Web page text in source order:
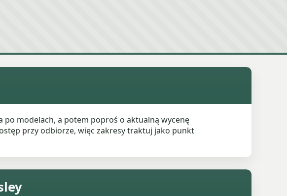
po modelach, a potem poproś o aktualną wycenę
przy odbiorze, więc zakresy traktuj jako punkt